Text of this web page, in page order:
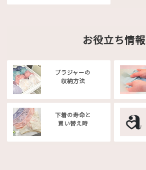
お役立ち情報
ブラジャーの
収納方法
下着の寿命と
買い替え時